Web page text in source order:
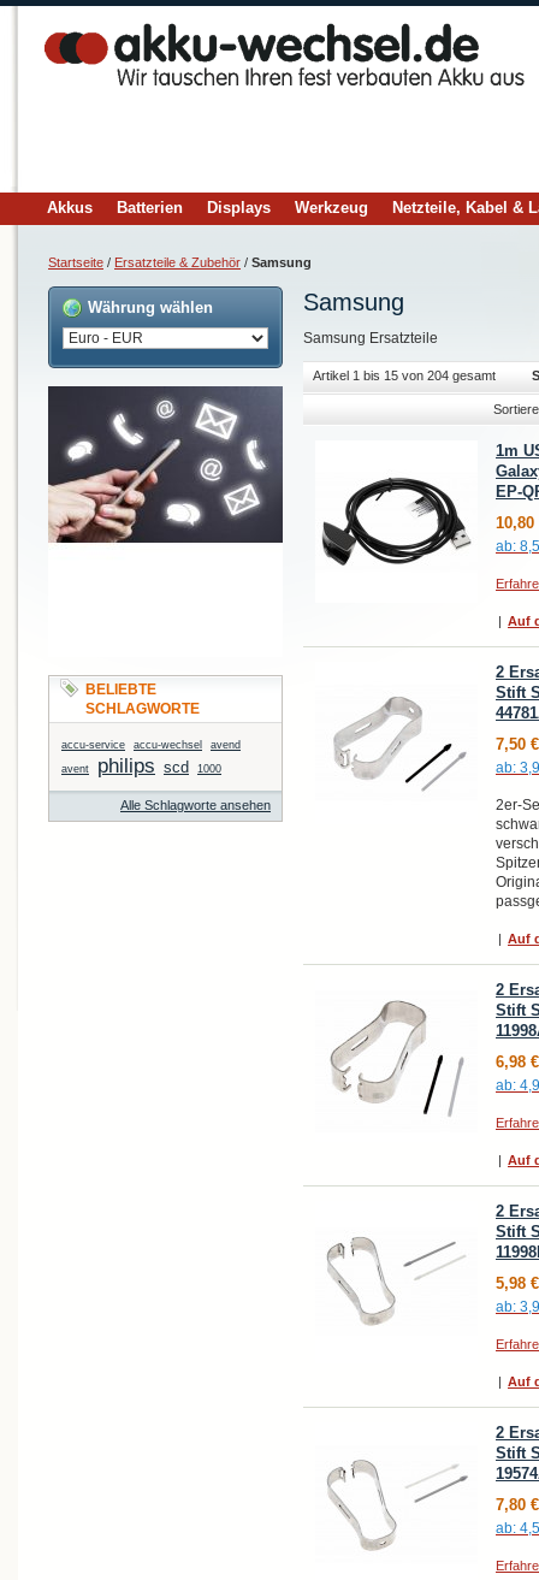
Akkus Batterien Displays Werkzeug Netzteile, Kabel &
Startseite / Ersatzteile & Zubehör / Samsung
Samsung
Samsung Ersatzteile
Artikel 1 bis 15 von 204 gesamt
1m
EP-
10,80
ab:
| Auf
2
Stift
7,50 €
ab:
2er-
| Auf
2
Stift
6,98 €
ab:
| Auf
2
Stift
5,98 €
ab:
| Auf
2
Stift
7,80 €
ab:
Währung wählen
BELIEBTE
SCHLAGWORTE
accu-service accu-wechsel
avend
avent
philips scd 1000
Alle Schlagworte ansehen